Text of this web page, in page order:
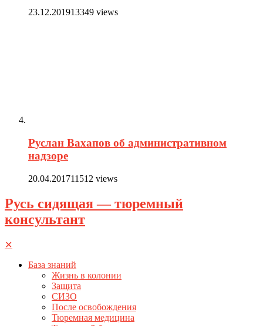
23.12.201913349 views
Руслан Вахапов об административном
надзоре
20.04.201711512 views
Русь сидящая — тюремный
консультант
✕
База знаний
Жизнь в колонии
Защита
СИЗО
После освобождения
Тюремная медицина